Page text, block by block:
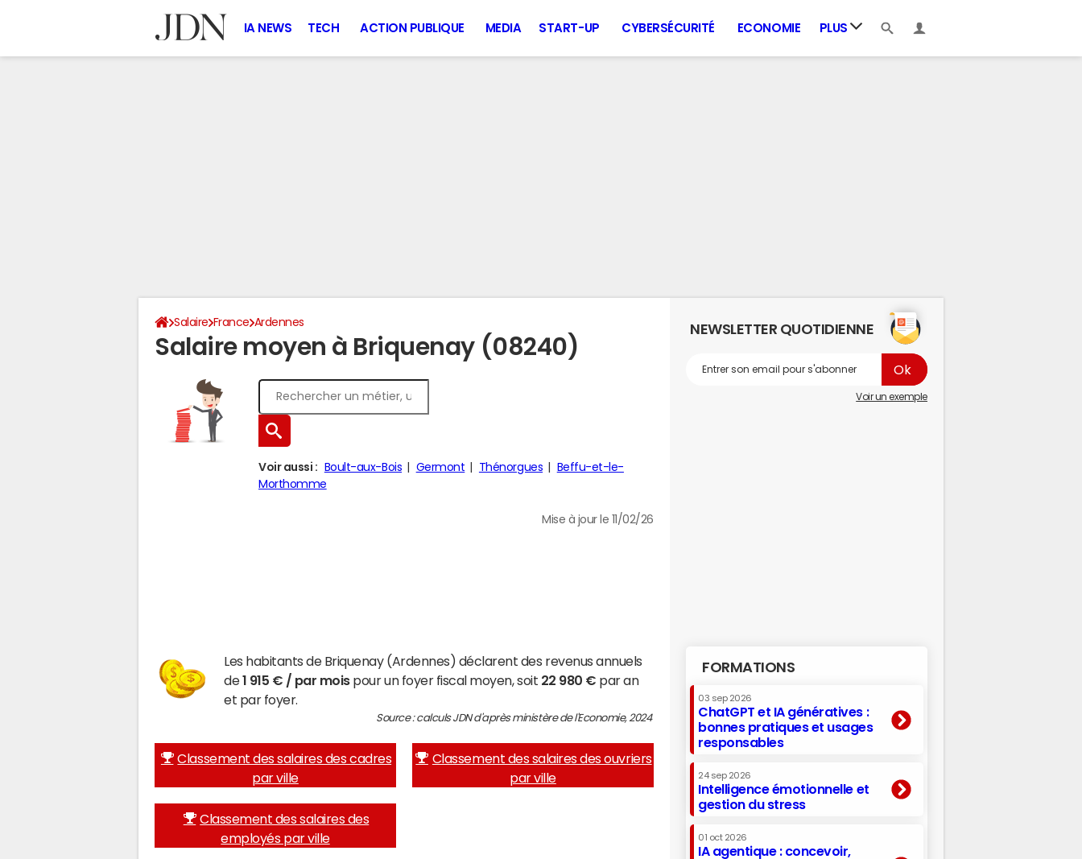
IA NEWS TECH ACTION PUBLIQUE MEDIA START-UP CYBERSÉCURITÉ ECONOMIE PLUS
Salaire France Ardennes
Salaire moyen à Briquenay (08240)
Voir aussi : Boult-aux-Bois Germont Thénorgues
Beffu-et-le-
Morthomme
Mise à jour le 11/02/26
Les habitants de Briquenay (Ardennes) déclarent des revenus annuels
de1 915 € / par moispour un foyer fiscal moyen, soit 22 980 € par an
et par foyer.
Source : calculs JDN d'après ministère de l'Economie, 2024
Classement des salaires des cadres
par ville
Classement des salaires des ouvriers
par ville
Classement des salaires des
employés par ville
NEWSLETTER QUOTIDIENNE
Voir un exemple
FORMATIONS
03 sep 2026
ChatGPT et IA génératives :
bonnes pratiques et usages
responsables
24 sep 2026
Intelligence émotionnelle et
gestion du stress
01 oct 2026
IA agentique : concevoir,